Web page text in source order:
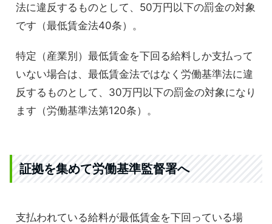
法に違反するものとして、50万円以下の罰金の対象
です（最低賃金法40条）。
特定（産業別）最低賃金を下回る給料しか支払って
いない場合は、最低賃金法ではなく労働基準法に違
反するものとして、30万円以下の罰金の対象になり
ます（労働基準法第120条）。
証拠を集めて労働基準監督署へ
支払われている給料が最低賃金を下回っている場